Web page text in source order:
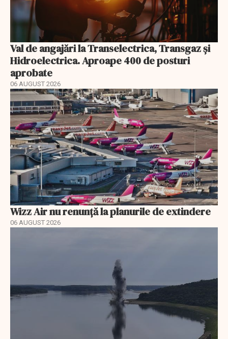
Val de angajări la Transelectrica, Transgaz și
Hidroelectrica. Aproape 400 de posturi
aprobate
06 AUGUST 2026
Wizz Air nu renunță la planurile de extindere
06 AUGUST 2026